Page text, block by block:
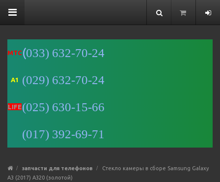
MTC (033) 632-70-24
A1 (029) 632-70-24
LIFE(025) 630-15-66
(017) 392-69-71
запчасти для телефонов
Стекло камеры в сборе Samsung Galaxy
A3 (2017) A320 (золотой)